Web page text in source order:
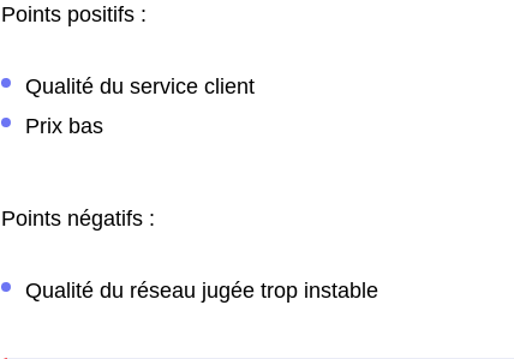
Points positifs :
Qualité du service client
Prix bas
Points négatifs :
Qualité du réseau jugée trop instable